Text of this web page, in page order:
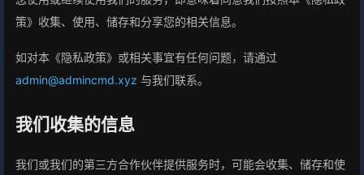
策》收集、使用、储存和分享您的相关信息。
如对本《隐私政策》或相关事宜有任何问题，请通过
admin@admincmd.xyz 与我们联系。
我们收集的信息
我们或我们的第三方合作伙伴提供服务时，可能会收集、储存和使